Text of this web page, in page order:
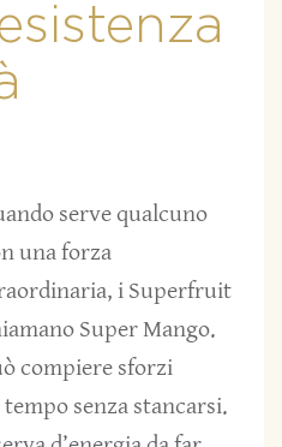
serve qualcuno
una forza
i Superfruit
Super Mango.
compiere sforzi
senza stancarsi.